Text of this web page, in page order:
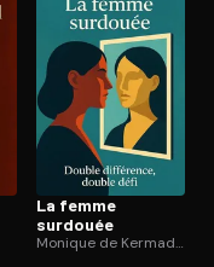
La femme
surdouée
Monique de Kermadec